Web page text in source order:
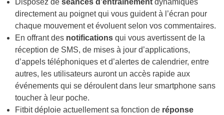
Disposez deséances d’entraînement dynamiques
directement au poignet qui vous guident à l’écran pour
chaque mouvement et évoluent selon vos commentaires.
En offrant des notifications qui vous avertissent de la
réception de SMS, de mises à jour d’applications,
d’appels téléphoniques et d’alertes de calendrier, entre
autres, les utilisateurs auront un accès rapide aux
événements qui se déroulent dans leur smartphone sans
toucher à leur poche.
Fitbit déploie actuellement sa fonction de réponse